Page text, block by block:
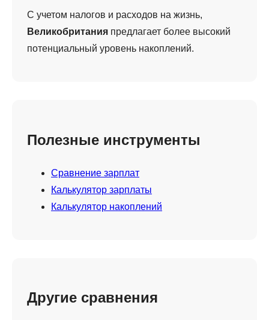
С учетом налогов и расходов на жизнь,
Великобритания предлагает более высокий
потенциальный уровень накоплений.
Полезные инструменты
Сравнение зарплат
Калькулятор зарплаты
Калькулятор накоплений
Другие сравнения